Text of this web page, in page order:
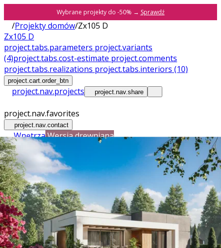
Wybrane projekty do -50% → Sprawdź
/Projekty domów/Zx105 D
Zx105 D
project.tabs.parameters project.variants
(4)project.tabs.cost-estimate project.comments
project.tabs.realizations project.tabs.interiors (10)
project.cart.order_btn
project.nav.projects project.nav.share
project.nav.favorites
project.nav.contact
WnętrzaWersja drewniana